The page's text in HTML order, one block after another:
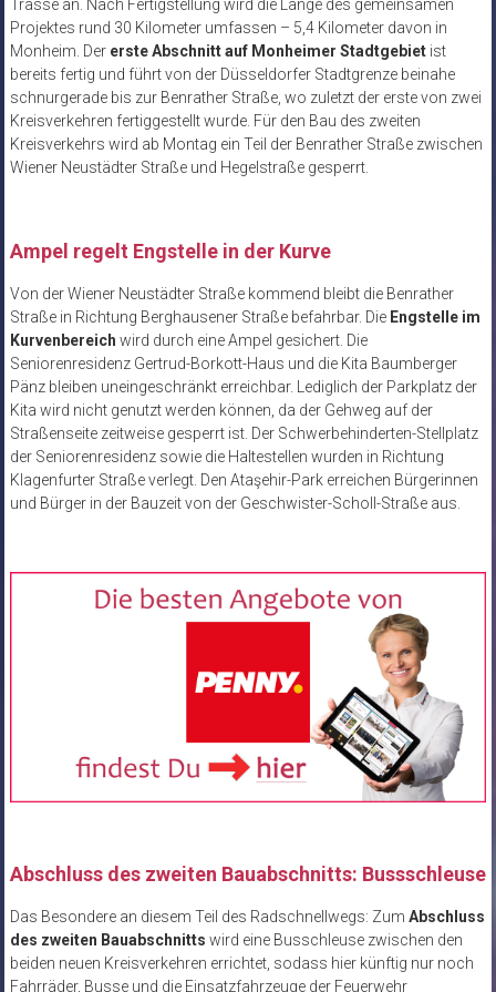
Trasse an. Nach Fertigstellung wird die Länge des gemeinsamen
Projektes rund 30 Kilometer umfassen – 5,4 Kilometer davon in
Monheim. Der erste Abschnitt auf Monheimer Stadtgebietist
bereits fertig und führt von der Düsseldorfer Stadtgrenze beinahe
schnurgerade bis zur Benrather Straße, wo zuletzt der erste von zwei
Kreisverkehren fertiggestellt wurde. Für den Bau des zweiten
Kreisverkehrs wird ab Montag ein Teil der Benrather Straße zwischen
Wiener Neustädter Straße und Hegelstraße gesperrt.
Ampel regelt Engstelle in der Kurve
Von der Wiener Neustädter Straße kommend bleibt die Benrather
Straße in Richtung Berghausener Straße befahrbar. Die Engstelle im
Kurvenbereich wird durch eine Ampel gesichert. Die
Seniorenresidenz Gertrud-Borkott-Haus und die Kita Baumberger
Pänz bleiben uneingeschränkt erreichbar. Lediglich der Parkplatz der
Kita wird nicht genutzt werden können, da der Gehweg auf der
Straßenseite zeitweise gesperrt ist. Der Schwerbehinderten-Stellplatz
der Seniorenresidenz sowie die Haltestellen wurden in Richtung
Klagenfurter Straße verlegt. Den Ataşehir-Park erreichen Bürgerinnen
und Bürger in der Bauzeit von der Geschwister-Scholl-Straße aus.
Abschluss des zweiten Bauabschnitts: Bussschleuse
Das Besondere an diesem Teil des Radschnellwegs: Zum Abschluss
des zweiten Bauabschnitts wird eine Busschleuse zwischen den
beiden neuen Kreisverkehren errichtet, sodass hier künftig nur noch
Fahrräder, Busse und die Einsatzfahrzeuge der Feuerwehr